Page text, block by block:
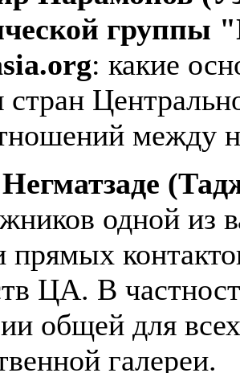
группы
.org: какие
стран
между
одной из
прямых
ЦА. В
общей для
галереи.